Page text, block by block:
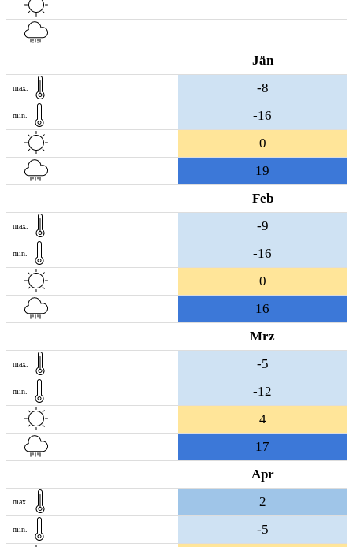
Jän
max. -8
min.
-16
0
19
Feb
max. -9
min.
-16
0
16
Mrz
max. -5
min.
-12
4
17
Apr
max. 2
min.
-5